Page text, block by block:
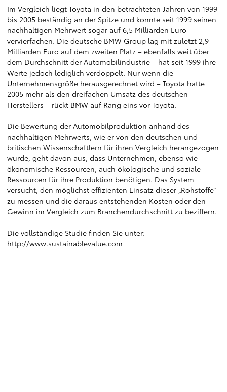
Im Vergleich liegt Toyota in den betrachteten Jahren von 1999
bis 2005 beständig an der Spitze und konnte seit 1999 seinen
nachhaltigen Mehrwert sogar auf 6,5 Milliarden Euro
vervierfachen. Die deutsche BMW Group lag mit zuletzt 2,9
Milliarden Euro auf dem zweiten Platz – ebenfalls weit über
dem Durchschnitt der Automobilindustrie – hat seit 1999 ihre
Werte jedoch lediglich verdoppelt. Nur wenn die
Unternehmensgröße herausgerechnet wird – Toyota hatte
2005 mehr als den dreifachen Umsatz des deutschen
Herstellers – rückt BMW auf Rang eins vor Toyota.
Die Bewertung der Automobilproduktion anhand des
nachhaltigen Mehrwerts, wie er von den deutschen und
britischen Wissenschaftlern für ihren Vergleich herangezogen
wurde, geht davon aus, dass Unternehmen, ebenso wie
ökonomische Ressourcen, auch ökologische und soziale
Ressourcen für ihre Produktion benötigen. Das System
versucht, den möglichst effizienten Einsatz dieser „Rohstoffe“
zu messen und die daraus entstehenden Kosten oder den
Gewinn im Vergleich zum Branchendurchschnitt zu beziffern.
Die vollständige Studie finden Sie unter:
http://www.sustainablevalue.com